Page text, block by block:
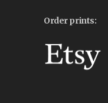
Order prints: